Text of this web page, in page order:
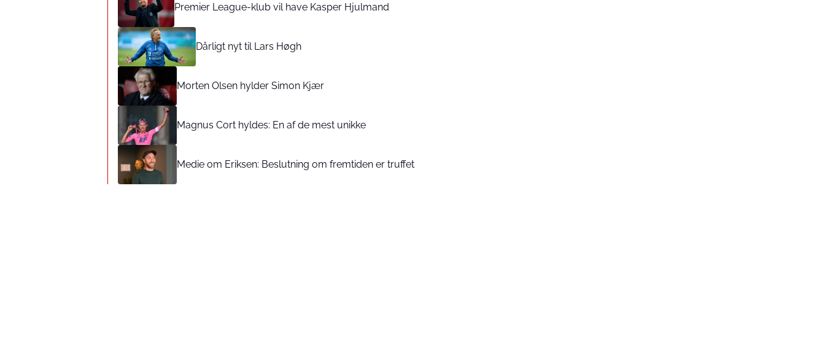
Premier League-klub vil have Kasper Hjulmand
Dårligt nyt til Lars Høgh
Morten Olsen hylder Simon Kjær
Magnus Cort hyldes: En af de mest unikke
Medie om Eriksen: Beslutning om fremtiden er truffet